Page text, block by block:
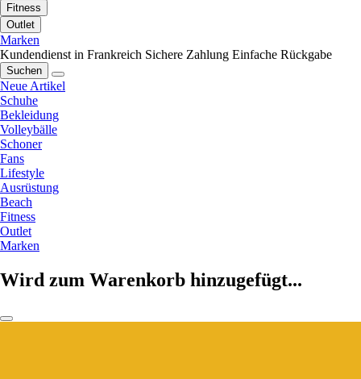
Fitness
Outlet
Marken
Kundendienst in Frankreich Sichere Zahlung Einfache Rückgabe
Suchen
Neue Artikel
Schuhe
Bekleidung
Volleybälle
Schoner
Fans
Lifestyle
Ausrüstung
Beach
Fitness
Outlet
Marken
Wird zum Warenkorb hinzugefügt...